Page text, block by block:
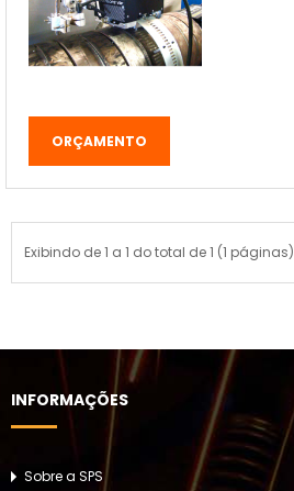
ORÇAMENTO
Exibindo de 1 a 1 do total de 1 (1 páginas)
INFORMAÇÕES
Sobre a SPS